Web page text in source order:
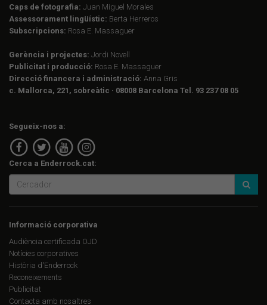
Caps de fotografia: Juan Miguel Morales
Assessorament lingüístic: Berta Herreros
Subscripcions: Rosa E. Massaguer
Gerència i projectes: Jordi Novell
Publicitat i producció: Rosa E. Massaguer
Direcció financera i administració: Anna Gris
c. Mallorca, 221, sobreàtic · 08008 Barcelona Tel. 93 237 08 05
Segueix-nos a:
Cerca a Enderrock.cat:
Informació corporativa
Audiència certificada OJD
Notícies corporatives
Història d'Enderrock
Reconeixements
Publicitat
Contacta amb nosaltres